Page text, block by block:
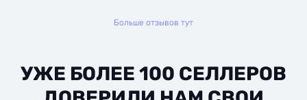
Больше отзывов тут
УЖЕ БОЛЕЕ 100 СЕЛЛЕРОВ